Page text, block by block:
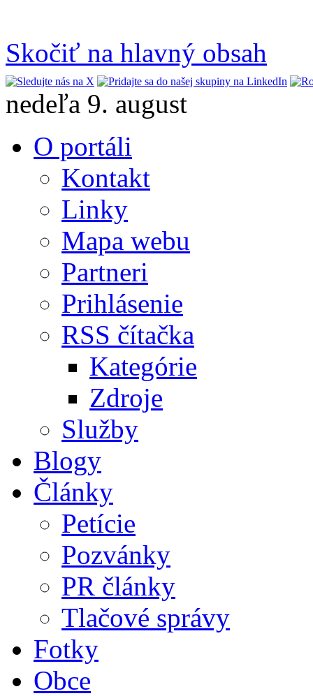
Skočiť na hlavný obsah
nedeľa 9. august
O portáli
Kontakt
Linky
Mapa webu
Partneri
Prihlásenie
RSS čítačka
Kategórie
Zdroje
Služby
Blogy
Články
Petície
Pozvánky
PR články
Tlačové správy
Fotky
Obce